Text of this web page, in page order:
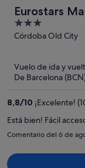
Eurostars
3
out
5
Córdoba Old City
Vuelo de ida y
De Barcelona
8,8/10 ¡Excelente!
Está bien! Fácil
Comentario del 6 de